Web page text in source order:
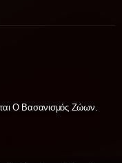
Ο Βασανισμός Ζώων.